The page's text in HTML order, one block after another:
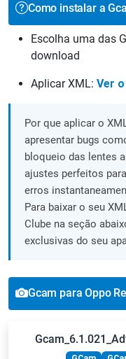
Como instalar a
Escolha uma das
download
Aplicar XML: Ver
Por que aplicar o
apresentar bugs
bloqueio das lentes
ajustes perfeitos
erros
Para baixar o seu
Clube na seção
exclusivas do seu
Gcam para Oppo